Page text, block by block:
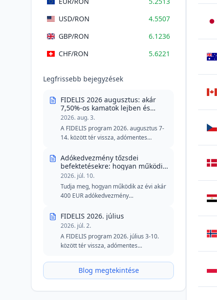
USD/RON
4.5507
GBP/RON
6.1236
CHF/RON 5.6221
Legfrissebb bejegyzések
FIDELIS 2026 augusztus: akár
7,50%-os kamatok lejben és
6,30%-os euróban
2026. aug. 3.
A FIDELIS program 2026. augusztus 7-
14. között tér vissza, adómentes
elérhetnek lejben és 6,30%-ot euróban.
Az augusztusi kiadás két különleges
részletet tartalmaz véradók számára,
csökkentett minimális küszöbértékekkel
lejben és euróban.
Adókedvezmény tőzsdei
befektetésekre: hogyan működik
a 400 eurós plafon
2026. júl. 10.
Tudja meg, hogyan működik az évi akár
400 EUR adókedvezmény
és FIDELIS államkötvényekbe történő
befektetések esetén.
FIDELIS 2026. július
2026. júl. 2.
A FIDELIS program 2026. július 3-10.
között tér vissza, adómentes
elérhetnek lejben és 6,20%-ot euróban.
A júliusi kiadás megtartja a speciális
továbbra is vonzó lehetőséget kínál
Blog megtekintése